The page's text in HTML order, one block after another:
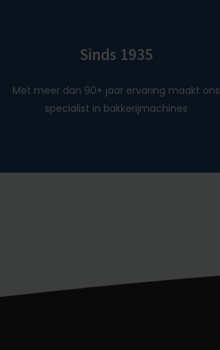
Sinds 1935
Met meer dan 90+ jaar ervaring maakt ons
specialist in bakkerijmachines